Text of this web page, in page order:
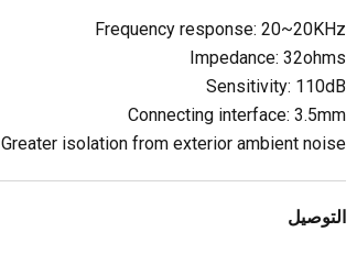
Frequency response: 20~20KHz
Impedance: 32ohms
Sensitivity: 110dB
Connecting interface: 3.5mm
Greater isolation from exterior ambient noise
التوصيل